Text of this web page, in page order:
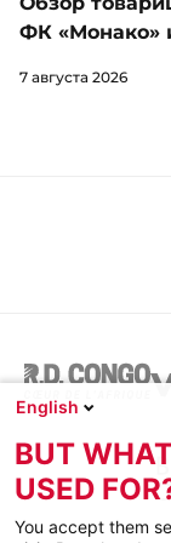
ФК «Монако»
7 августа 2026
English
BUT
USED
You accept them